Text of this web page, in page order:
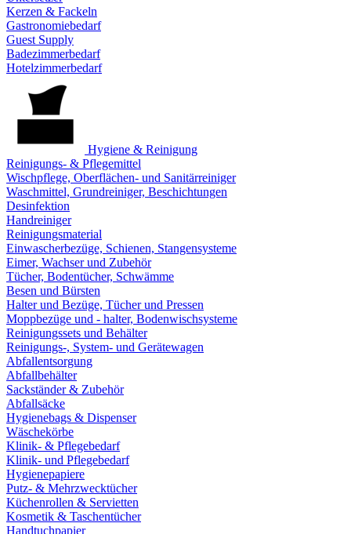
Kerzen & Fackeln
Gastronomiebedarf
Guest Supply
Badezimmerbedarf
Hotelzimmerbedarf
Hygiene & Reinigung
Reinigungs- & Pflegemittel
Wischpflege, Oberflächen- und Sanitärreiniger
Waschmittel, Grundreiniger, Beschichtungen
Desinfektion
Handreiniger
Reinigungsmaterial
Einwascherbezüge, Schienen, Stangensysteme
Eimer, Wachser und Zubehör
Tücher, Bodentücher, Schwämme
Besen und Bürsten
Halter und Bezüge, Tücher und Pressen
Moppbezüge und - halter, Bodenwischsysteme
Reinigungssets und Behälter
Reinigungs-, System- und Gerätewagen
Abfallentsorgung
Abfallbehälter
Sackständer & Zubehör
Abfallsäcke
Hygienebags & Dispenser
Wäschekörbe
Klinik- & Pflegebedarf
Klinik- und Pflegebedarf
Hygienepapiere
Putz- & Mehrzwecktücher
Küchenrollen & Servietten
Kosmetik & Taschentücher
Handtuchpapier